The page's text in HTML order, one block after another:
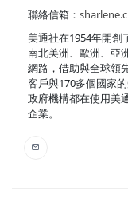
聯絡信箱：
美通社在1954年開創
南北美洲、歐洲、亞
網路，借助與全球領
客戶與170多個國家
政府機構都在使用美
企業。